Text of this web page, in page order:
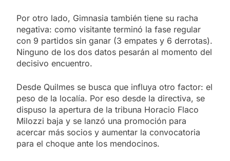
Por otro lado, Gimnasia también tiene su racha
negativa: como visitante terminó la fase regular
con 9 partidos sin ganar (3 empates y 6 derrotas).
Ninguno de los dos datos pesarán al momento del
decisivo encuentro.
Desde Quilmes se busca que influya otro factor: el
peso de la localía. Por eso desde la directiva, se
dispuso la apertura de la tribuna Horacio Flaco
Milozzi baja y se lanzó una promoción para
acercar más socios y aumentar la convocatoria
para el choque ante los mendocinos.